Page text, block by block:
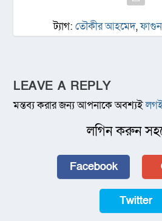
ট্যাগ: তৌকীর আহমেদ,
LEAVE A REPLY
মন্তব্য করার জন্য আপনাকে অবশ্যই
লগিন করুন
Facebook
Twitter